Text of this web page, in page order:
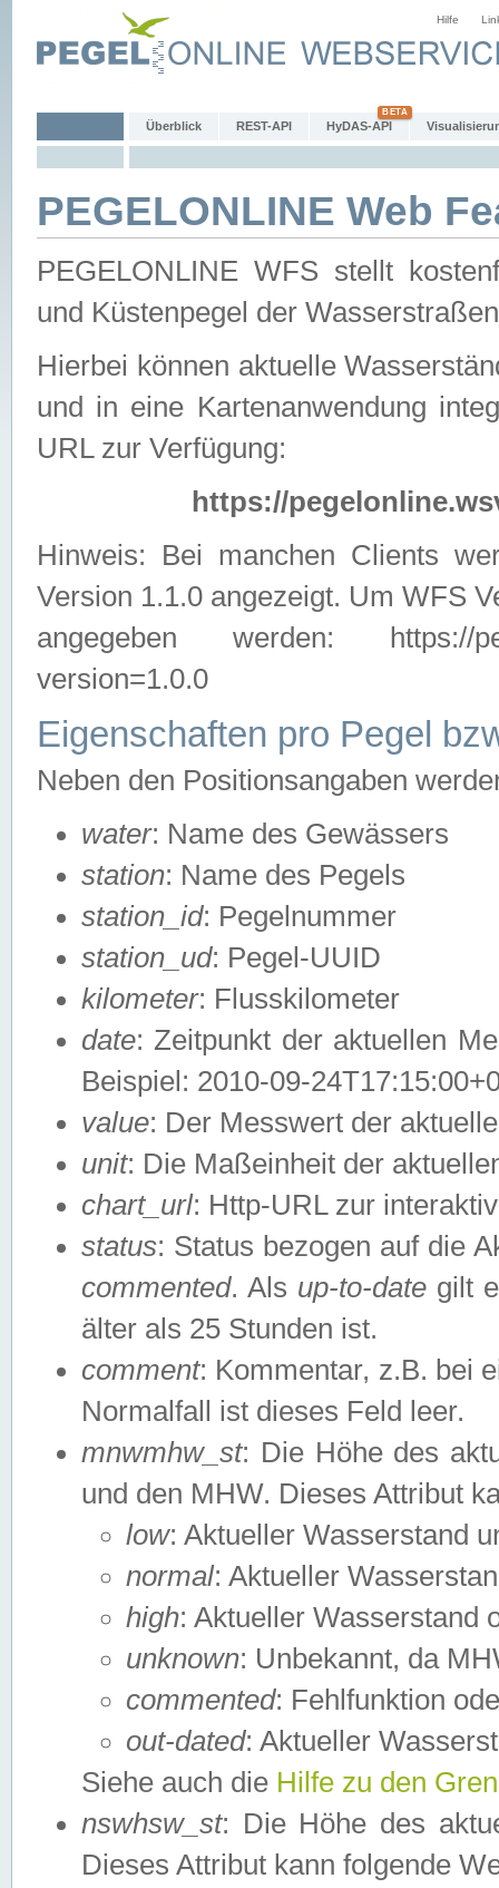
Hilfe
Überblick REST-API HyDAS-API
PEGELONLINE Web
PEGELONLINE WFS stellt
und Küstenpegel der
Hierbei können aktuelle
und in eine Kartenanwendung
URL zur Verfügung:
https://
Hinweis: Bei manchen Clients
Version 1.1.0 angezeigt. Um WFS
angegeben werden: https://
version=1.0.0
Eigenschaften pro Pegel
Neben den Positionsangaben
water: Name des Gewässers
station: Name des Pegels
station_id: Pegelnummer
station_ud: Pegel-UUID
kilometer: Flusskilometer
date: Zeitpunkt der aktuellen
Beispiel: 2010-09-
value: Der Messwert der
unit: Die Maßeinheit der
chart_url: Http-URL zur
status: Status bezogen auf die
commented. Als up-to-date gilt
älter als 25 Stunden ist.
comment: Kommentar, z.B. bei
Normalfall ist dieses Feld leer.
mnwmhw_st: Die Höhe des
und den MHW. Dieses Attribut
low: Aktueller Wasserstand
normal: Aktueller
high: Aktueller Wasserstand
unknown: Unbekannt, da
commented: Fehlfunktion
out-dated: Aktueller
Siehe auch die Hilfe zu den
nswhsw_st: Die Höhe des
Dieses Attribut kann folgende